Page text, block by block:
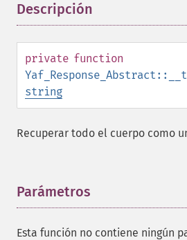
Descripción
private function
string
Recuperar todo el cuerpo como
Parámetros
Esta función no contiene ningún